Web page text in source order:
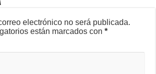
electrónico no será publicada.
están marcados con*